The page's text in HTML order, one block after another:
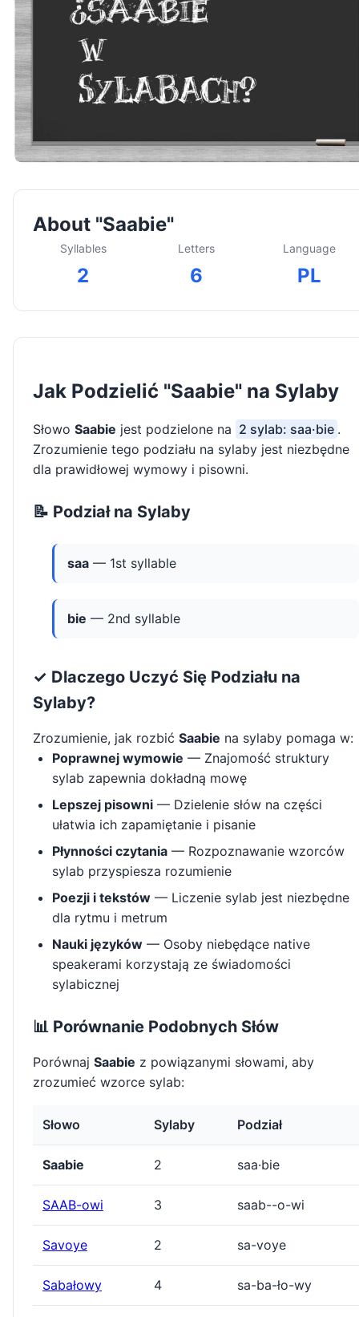
About "Saabie"
Syllables
2
Letters
6
Language
PL
Jak Podzielić "Saabie" na Sylaby
Słowo Saabie jest podzielone na 2 sylab: saa·bie .
Zrozumienie tego podziału na sylaby jest niezbędne
dla prawidłowej wymowy i pisowni.
📝 Podział na Sylaby
saa — 1st syllable
bie — 2nd syllable
✓ Dlaczego Uczyć Się Podziału na
Sylaby?
Zrozumienie, jak rozbić Saabie na sylaby pomaga w:
Poprawnej wymowie — Znajomość struktury
sylab zapewnia dokładną mowę
Lepszej pisowni — Dzielenie słów na części
ułatwia ich zapamiętanie i pisanie
Płynności czytania — Rozpoznawanie wzorców
sylab przyspiesza rozumienie
Poezji i tekstów — Liczenie sylab jest niezbędne
dla rytmu i metrum
Nauki języków — Osoby niebędące native
speakerami korzystają ze świadomości
sylabicznej
📊 Porównanie Podobnych Słów
Porównaj Saabie z powiązanymi słowami, aby
zrozumieć wzorce sylab:
Słowo Sylaby Podział
Saabie 2 saa·bie
SAAB-owi 3 saab--o-wi
Savoye 2 sa-voye
Sabałowy 4 sa-ba-ło-wy